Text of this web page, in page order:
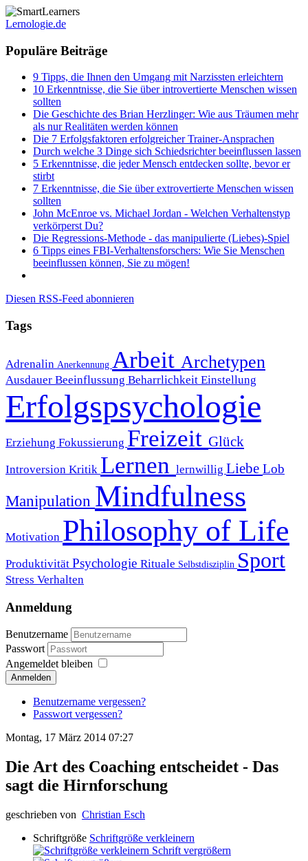
Lernologie.de
Populäre Beiträge
9 Tipps, die Ihnen den Umgang mit Narzissten erleichtern
10 Erkenntnisse, die Sie über introvertierte Menschen wissen
sollten
Die Geschichte des Brian Herzlinger: Wie aus Träumen mehr
als nur Realitäten werden können
Die 7 Erfolgsfaktoren erfolgreicher Trainer-Ansprachen
Durch welche 3 Dinge sich Schiedsrichter beeinflussen lassen
5 Erkenntnisse, die jeder Mensch entdecken sollte, bevor er
stirbt
7 Erkenntnisse, die Sie über extrovertierte Menschen wissen
sollten
John McEnroe vs. Michael Jordan - Welchen Verhaltenstyp
verkörperst Du?
Die Regressions-Methode - das manipulierte (Liebes)-Spiel
6 Tipps eines FBI-Verhaltensforschers: Wie Sie Menschen
beeinflussen können, Sie zu mögen!
Diesen RSS-Feed abonnieren
Tags
Adrenalin Anerkennung Arbeit Archetypen
Ausdauer Beeinflussung Beharrlichkeit Einstellung
Erfolgspsychologie
Erziehung Fokussierung Freizeit Glück
Introversion Kritik Lernen lernwillig Liebe Lob
Manipulation Mindfulness
Motivation Philosophy of Life
Produktivität Psychologie Rituale Selbstdisziplin Sport
Stress Verhalten
Anmeldung
Benutzername
Passwort
Angemeldet bleiben
Anmelden
Benutzername vergessen?
Passwort vergessen?
Montag, 17 März 2014 07:27
Die Art des Coaching entscheidet - Das
sagt die Hirnforschung
geschrieben von Christian Esch
Schriftgröße Schriftgröße verkleinern
Schrift vergrößern